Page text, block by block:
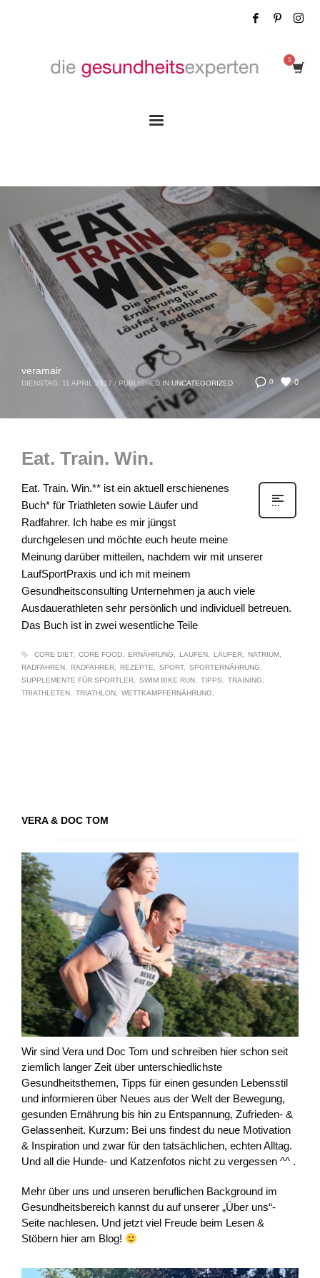
0 0
veramair
DIENSTAG, 11 APRIL 2017 / PUBLISHED IN UNCATEGORIZED
Eat. Train. Win.
Eat. Train. Win.** ist ein aktuell erschienenes
Buch* für Triathleten sowie Läufer und
Radfahrer. Ich habe es mir jüngst
durchgelesen und möchte euch heute meine
Meinung darüber mitteilen, nachdem wir mit unserer
LaufSportPraxis und ich mit meinem
Gesundheitsconsulting Unternehmen ja auch viele
Ausdauerathleten sehr persönlich und individuell betreuen.
Das Buch ist in zwei wesentliche Teile
CORE DIET CORE FOOD ERNÄHRUNG LAUFEN LÄUFER
NATRIUM
RADFAHREN
RADFAHRER REZEPTE SPORT
SPORTERNÄHRUNG
SUPPLEMENTE FÜR SPORTLER
SWIM BIKE RUN TIPPS
TRAINING
TRIATHLETEN
TRIATHLON WETTKAMPFERNÄHRUNG
VERA & DOC TOM
Wir sind Vera und Doc Tom und schreiben hier schon seit
ziemlich langer Zeit über unterschiedlichste
Gesundheitsthemen, Tipps für einen gesunden Lebensstil
und informieren über Neues aus der Welt der Bewegung,
gesunden Ernährung bis hin zu Entspannung, Zufrieden- &
Gelassenheit. Kurzum: Bei uns findest du neue Motivation
& Inspiration und zwar für den tatsächlichen, echten Alltag.
Und all die Hunde- und Katzenfotos nicht zu vergessen ^^ .
Mehr über uns und unseren beruflichen Background im
Gesundheitsbereich kannst du auf unserer „Über uns“-
Seite nachlesen. Und jetzt viel Freude beim Lesen &
Stöbern hier am Blog!